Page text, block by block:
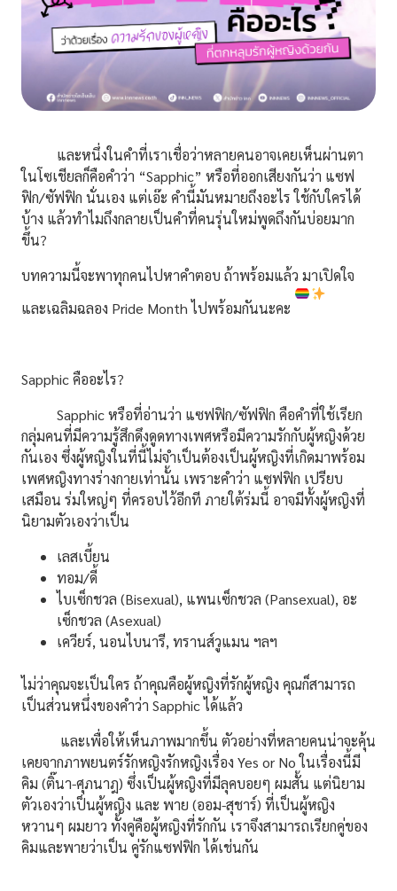
และหนึ่งในคำที่เราเชื่อว่าหลายคนอาจเคยเห็นผ่านตา
ในโซเชียลก็คือคำว่า “Sapphic” หรือที่ออกเสียงกันว่า แซฟ
ฟิก/ซัฟฟิก นั่นเอง แต่เอ๊ะ คำนี้มันหมายถึงอะไร ใช้กับใครได้
บ้าง แล้วทำไมถึงกลายเป็นคำที่คนรุ่นใหม่พูดถึงกันบ่อยมาก
ขึ้น?
บทความนี้จะพาทุกคนไปหาคำตอบ ถ้าพร้อมแล้ว มาเปิดใจ
และเฉลิมฉลอง Pride Month ไปพร้อมกันนะคะ
Sapphic คืออะไร?
Sapphic หรือที่อ่านว่า แซฟฟิก/ซัฟฟิก คือคำที่ใช้เรียก
กลุ่มคนที่มีความรู้สึกดึงดูดทางเพศหรือมีความรักกับผู้หญิงด้วย
กันเอง ซึ่งผู้หญิงในที่นี้ไม่จำเป็นต้องเป็นผู้หญิงที่เกิดมาพร้อม
เพศหญิงทางร่างกายเท่านั้น เพราะคำว่า แซฟฟิก เปรียบ
เสมือน ร่มใหญ่ๆ ที่ครอบไว้อีกที ภายใต้ร่มนี้ อาจมีทั้งผู้หญิงที่
นิยามตัวเองว่าเป็น
เลสเบี้ยน
ทอม/ดี้
ไบเซ็กชวล (Bisexual), แพนเซ็กชวล (Pansexual), อะ
เซ็กชวล (Asexual)
เควียร์, นอนไบนารี, ทรานส์วูแมน ฯลฯ
ไม่ว่าคุณจะเป็นใคร ถ้าคุณคือผู้หญิงที่รักผู้หญิง คุณก็สามารถ
เป็นส่วนหนึ่งของคำว่า Sapphic ได้แล้ว
และเพื่อให้เห็นภาพมากขึ้น ตัวอย่างที่หลายคนน่าจะคุ้น
เคยจากภาพยนตร์รักหญิงรักหญิงเรื่อง Yes or No ในเรื่องนี้มี
คิม (ติ๊นา-ศุภนาฎ) ซึ่งเป็นผู้หญิงที่มีลุคบอยๆ ผมสั้น แต่นิยาม
ตัวเองว่าเป็นผู้หญิง และ พาย (ออม-สุชาร์) ที่เป็นผู้หญิง
หวานๆ ผมยาว ทั้งคู่คือผู้หญิงที่รักกัน เราจึงสามารถเรียกคู่ของ
คิมและพายว่าเป็น คู่รักแซฟฟิก ได้เช่นกัน